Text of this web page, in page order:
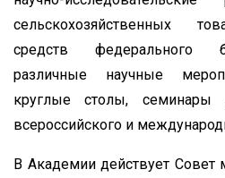
сельскохозяйственных
средств федерального
различные научные
круглые столы,
всероссийского и
В Академии действует Совет